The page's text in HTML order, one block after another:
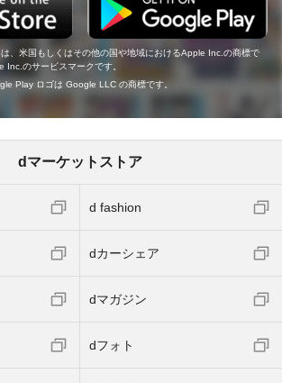
、米国もしくはその他の国や地域におけるApple Inc.の商標で
のサービスマークです。
Play ロゴは Google LLC の商標です。
dマーケットストア
d fashion
dカーシェア
dマガジン
dフォト